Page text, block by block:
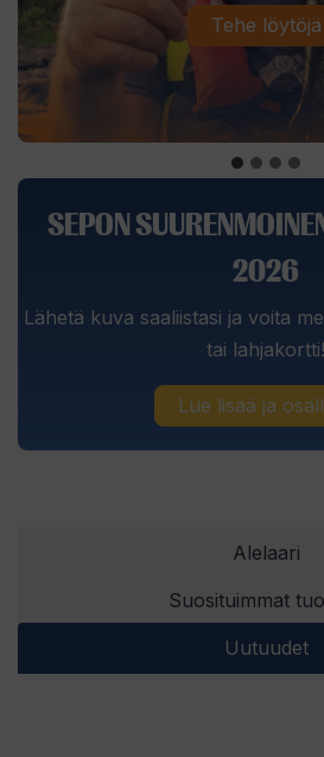
Tehe löytöjä
SEPON
2026
Lähetä kuva saaliistasi ja voita
tai lahjakortti!
Lue lisää ja
Alelaari
Suosituimmat
Uutuudet